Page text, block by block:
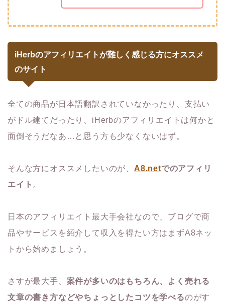
iHerbのアフィリエイトが難しく感じる方にオススメ
のサイト
全ての商品が日本語翻訳されていなかったり、支払い
がドル建てだったり、iHerbのアフィリエイトは何かと
面倒そうだなあ…と思う方も少なくないはず。
そんな方にオススメしたいのが、 A8.netでのアフィリ
エイト 。
日本のアフィリエイト最大手会社なので、ブログで商
品やサービスを紹介して収入を得たい方はまずA8ネッ
トから始めましょう。
さすが最大手、 案件が多いのはもちろん、よく売れる
文章の書き方などやちょっとしたコツを学べるのがす